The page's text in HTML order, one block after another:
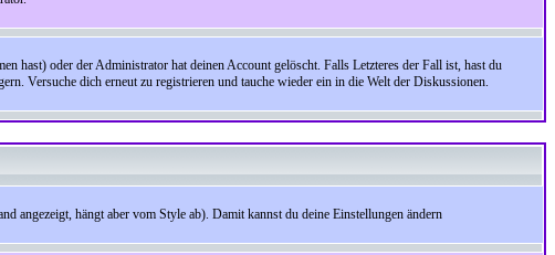
hast) oder der Administrator hat deinen Account gelöscht. Falls Letzteres der Fall ist, hast du
Versuche dich erneut zu registrieren und tauche wieder ein in die Welt der Diskussionen.
angezeigt, hängt aber vom Style ab). Damit kannst du deine Einstellungen ändern